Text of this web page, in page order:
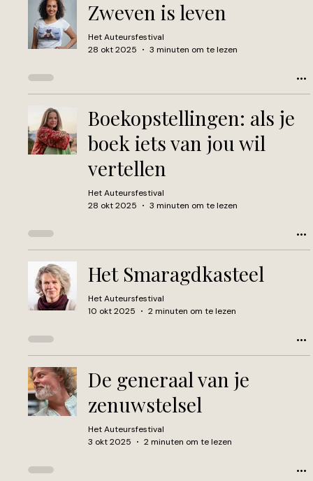
Zweven is leven
Het Auteursfestival
28 okt 2025
3 minuten om te lezen
Boekopstellingen: als je
boek iets van jou wil
vertellen
Het Auteursfestival
28 okt 2025
3 minuten om te lezen
Het Smaragdkasteel
Het Auteursfestival
10 okt 2025
2 minuten om te lezen
De generaal van je
zenuwstelsel
Het Auteursfestival
3 okt 2025
2 minuten om te lezen